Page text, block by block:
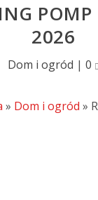
POMP
2026
Dom i ogród | 0
» Dom i ogród »